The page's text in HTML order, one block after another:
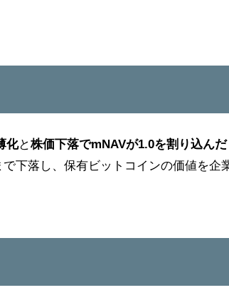
化と株価下落でmNAVが1.0を割り込んだ
下落し、保有ビットコインの価値を企